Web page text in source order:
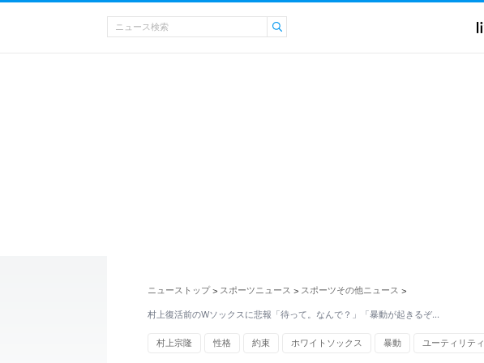
ニューストップ > スポーツニュース > スポーツその他ニュース >
村上復活前のWソックスに悲報「待って。なんで？」「暴動が起きるぞ…
村上宗隆 性格 約束 ホワイトソックス 暴動 ユーティリティ